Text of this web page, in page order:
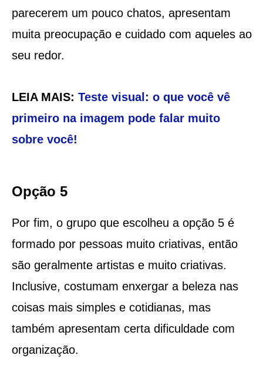
parecerem um pouco chatos, apresentam
muita preocupação e cuidado com aqueles ao
seu redor.
LEIA MAIS: Teste visual: o que você vê
primeiro na imagem pode falar muito
sobre você!
Opção 5
Por fim, o grupo que escolheu a opção 5 é
formado por pessoas muito criativas, então
são geralmente artistas e muito criativas.
Inclusive, costumam enxergar a beleza nas
coisas mais simples e cotidianas, mas
também apresentam certa dificuldade com
organização.